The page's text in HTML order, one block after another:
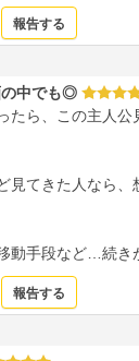
報告する
の中でも◎
たら、この主人公
見てきた人なら、
動手段など…続き
報告する